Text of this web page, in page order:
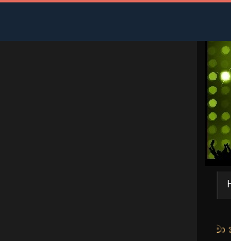
මුහුදු තීරේ ගල් මල් පිපුන යායේ මා තනිවෙලා